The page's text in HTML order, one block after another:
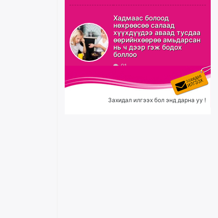
Эрэн хайж байна
17 цагийн өмнө
С.Амарсайхан: Орон сууцны
залилангаас сэргийлэхийн
тулд барилгатай холбоотой бүх
мэдээллийг харуулах шинэ
цахим систем танилцуулна
Хадмаас болоод
нөхрөөсөө салаад
хүүхдүүдээ аваад тусдаа
өөрийнхөөрөө амьдарсан
нь ч дээр гэж бодох
боллоо
91
Захидал илгээх бол энд дарна уу !